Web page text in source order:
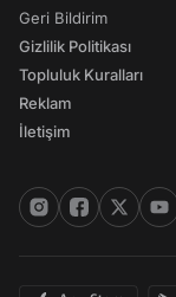
Geri Bildirim
Gizlilik Politikası
Topluluk Kuralları
Reklam
İletişim